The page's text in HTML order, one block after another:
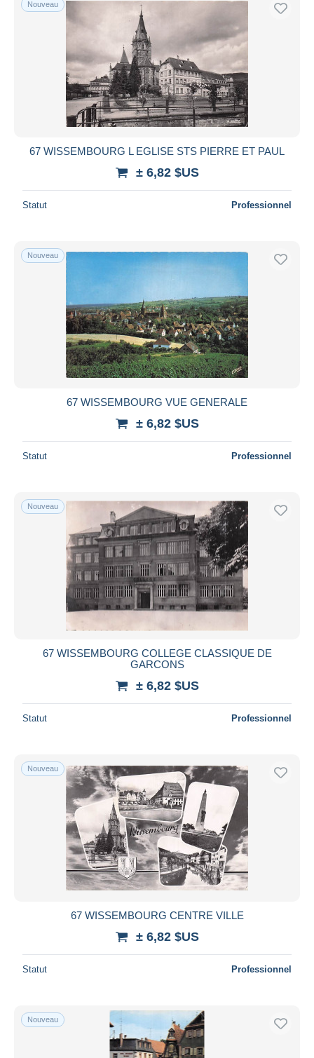
Uniquement en réduction
Livraison gratuite
Méthodes de paiement
PayPal
Virement bancaire
Visa
Mastercard
Bancontact
Tout désélectionner
Monde entier
Appliquer
Nouveau
67 WISSEMBOURG L EGLISE STS PIERRE ET PAUL
± 6,82 $US
Statut Professionnel
Nouveau
67 WISSEMBOURG VUE GENERALE
± 6,82 $US
Statut Professionnel
Nouveau
67 WISSEMBOURG COLLEGE CLASSIQUE DE
GARCONS
± 6,82 $US
Statut Professionnel
Nouveau
67 WISSEMBOURG CENTRE VILLE
± 6,82 $US
Statut Professionnel
Nouveau